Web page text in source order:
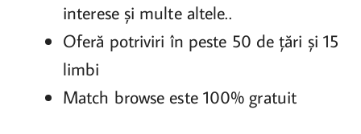
interese și multe altele..
Oferă potriviri în peste 50 de țări și 15
limbi
Match browse este 100% gratuit